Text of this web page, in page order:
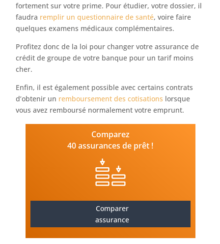
fortement sur votre prime. Pour étudier, votre dossier, il
faudra remplir un questionnaire de santé, voire faire
quelques examens médicaux complémentaires.
Profitez donc de la loi pour changer votre assurance de
crédit de groupe de votre banque pour un tarif moins
cher.
Enfin, il est également possible avec certains contrats
d’obtenir un remboursement des cotisations lorsque
vous avez remboursé normalement votre emprunt.
Comparez
40 assurances de prêt !
Comparer
assurance